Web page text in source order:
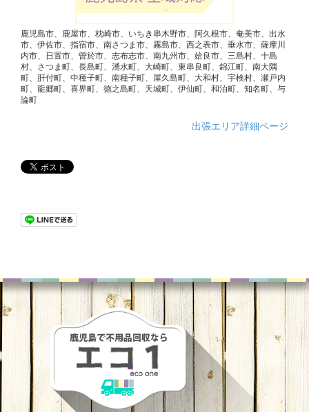
鹿児島市、鹿屋市、枕崎市、いちき串木野市、阿久根市、奄美市、出水
市、伊佐市、指宿市、南さつま市、霧島市、西之表市、垂水市、薩摩川
内市、日置市、曽於市、志布志市、南九州市、姶良市、三島村、十島
村、さつま町、長島町、湧水町、大崎町、東串良町、錦江町、南大隅
町、肝付町、中種子町、南種子町、屋久島町、大和村、宇検村、瀬戸内
町、龍郷町、喜界町、徳之島町、天城町、伊仙町、和泊町、知名町、与
論町
出張エリア詳細ページ